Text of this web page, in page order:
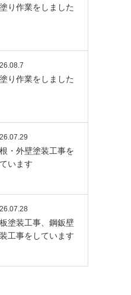
り作業をしました
塗り作業をしました
・外壁塗装工事を
います
塗装工事、鋼鈑壁
工事をしています